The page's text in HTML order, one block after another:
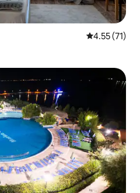
レビュー71
4.55 (71)